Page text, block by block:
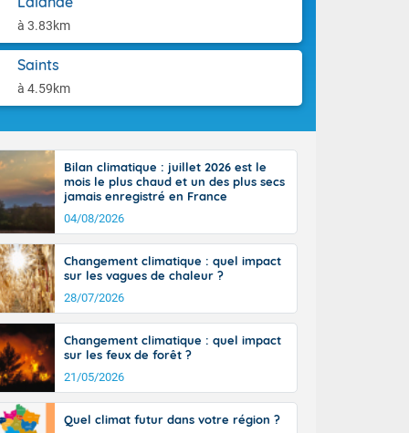
à 3.83km
Saints
à 4.59km
sur
avec des
sur le sud
sur la
entre 50 et
résiste sur
Alpes à
et 20
du
50-60 km/h
les
l'après-
général, 14
Bilan climatique : juillet 2026 est le
mois le plus chaud et un des plus secs
jamais enregistré en France
04/08/2026
Changement climatique : quel impact
sur les vagues de chaleur ?
28/07/2026
Changement climatique : quel impact
sur les feux de forêt ?
21/05/2026
Quel climat futur dans votre région ?